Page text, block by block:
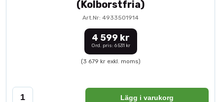
(Kolborstfria)
Art.Nr: 4933501914
4 599 kr
Ord. pris: 6 531 kr
(3 679 kr exkl. moms)
Lägg i varukorg